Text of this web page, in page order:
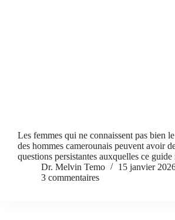
Les femmes qui ne connaissent pas bien
des hommes camerounais peuvent avoir
questions persistantes auxquelles ce guide
Dr. Melvin Temo
15 janvier
3 commentaires